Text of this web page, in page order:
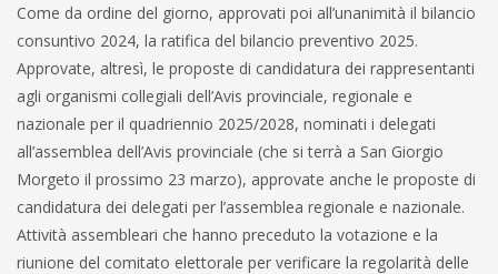
Come da ordine del giorno, approvati poi all’unanimità il bilancio
consuntivo 2024, la ratifica del bilancio preventivo 2025.
Approvate, altresì, le proposte di candidatura dei rappresentanti
agli organismi collegiali dell’Avis provinciale, regionale e
nazionale per il quadriennio 2025/2028, nominati i delegati
all’assemblea dell’Avis provinciale (che si terrà a San Giorgio
Morgeto il prossimo 23 marzo), approvate anche le proposte di
candidatura dei delegati per l’assemblea regionale e nazionale.
Attività assembleari che hanno preceduto la votazione e la
riunione del comitato elettorale per verificare la regolarità delle